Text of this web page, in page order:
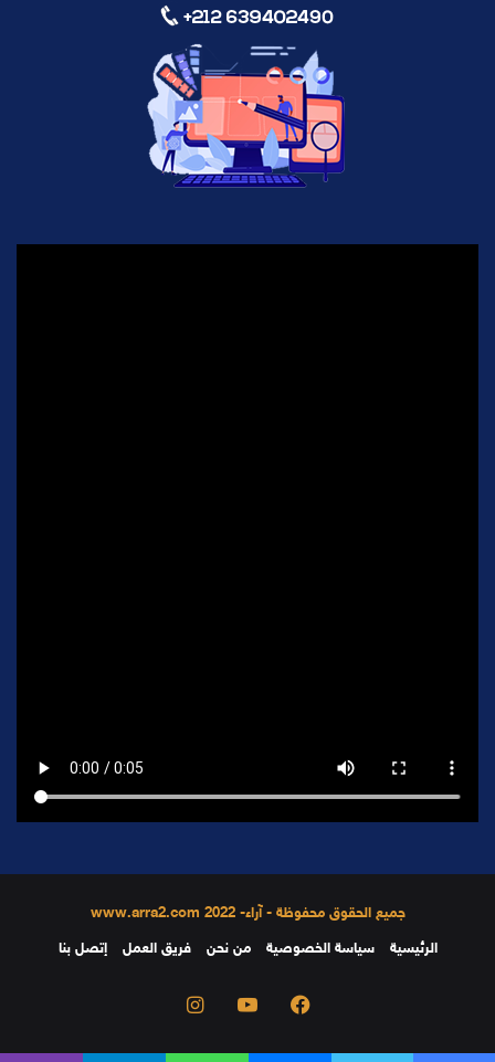
جميع الحقوق محفوظة - آراء- 2022 www.arra2.com
الرئيسية
سياسة الخصوصية من نحن فريق العمل إتصل بنا
فيسبوك يوتيوب